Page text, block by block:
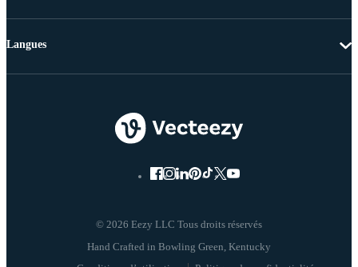
© 2026 Eezy LLC Tous droits réservés
Langues